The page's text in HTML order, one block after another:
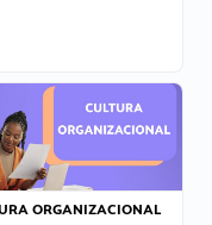
ORGANIZACIONAL